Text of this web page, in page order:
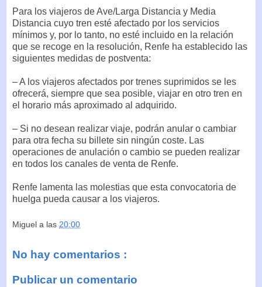
Para los viajeros de Ave/Larga Distancia y Media
Distancia cuyo tren esté afectado por los servicios
mínimos y, por lo tanto, no esté incluido en la relación
que se recoge en la resolución, Renfe ha establecido las
siguientes medidas de postventa:
– A los viajeros afectados por trenes suprimidos se les
ofrecerá, siempre que sea posible, viajar en otro tren en
el horario más aproximado al adquirido.
– Si no desean realizar viaje, podrán anular o cambiar
para otra fecha su billete sin ningún coste. Las
operaciones de anulación o cambio se pueden realizar
en todos los canales de venta de Renfe.
Renfe lamenta las molestias que esta convocatoria de
huelga pueda causar a los viajeros.
Miguel a las 20:00
No hay comentarios :
Publicar un comentario